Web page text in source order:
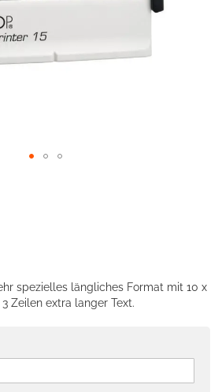
spezielles längliches Format mit 10 x
Zeilen extra langer Text.